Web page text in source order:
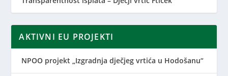
AKTIVNI EU PROJEKTI
NPOO projekt „Izgradnja dječjeg vrtića u Hodošanu“